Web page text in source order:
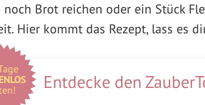
Brot reichen oder ein Stück
Hier kommt das Rezept, lass es
Entdecke den